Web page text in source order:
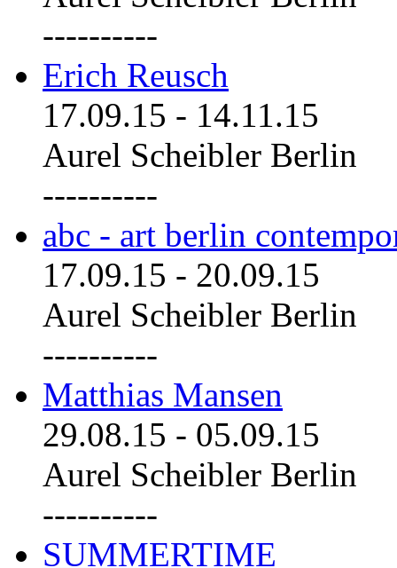
----------
Erich Reusch
17.09.15 - 14.11.15
Aurel Scheibler Berlin
----------
abc - art berlin
17.09.15 - 20.09.15
Aurel Scheibler Berlin
----------
Matthias Mansen
29.08.15 - 05.09.15
Aurel Scheibler Berlin
----------
SUMMERTIME